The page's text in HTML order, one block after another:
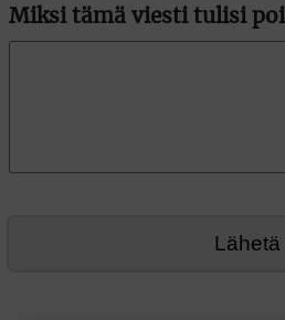
Miksi tämä viesti tulisi